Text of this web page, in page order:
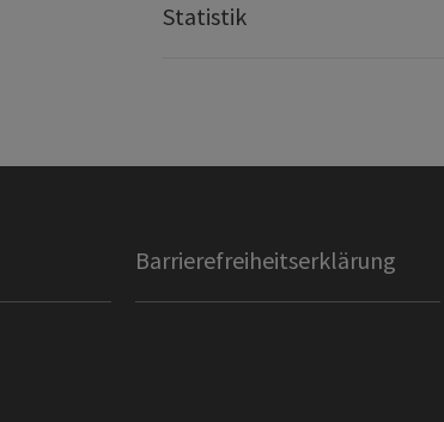
Statistik
Barrierefreiheitserklärung